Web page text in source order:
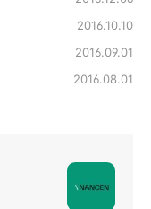
2016.10.10
2016.09.01
2016.08.01